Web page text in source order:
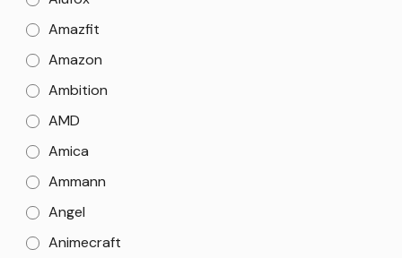
Amazfit
Amazon
Ambition
AMD
Amica
Ammann
Angel
Animecraft